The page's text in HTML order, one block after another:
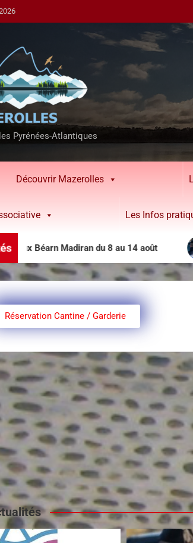
Pyrénées-Atlantiques
Découvrir Mazerolles
Les Infos
Madiran du 8 au 14 août
Réservation Cantine / Garderie